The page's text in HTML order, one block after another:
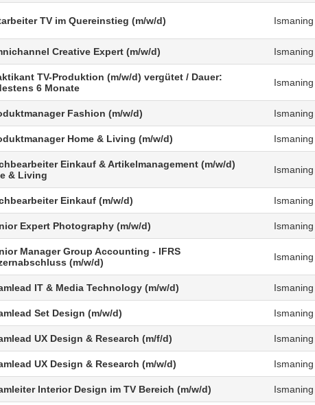
TV im Quereinstieg (m/w/d) Ismaning
Creative Expert (m/w/d) Ismaning
TV-Produktion (m/w/d) vergütet / Dauer:
6 Monate
Ismaning
Fashion (m/w/d) Ismaning
Home & Living (m/w/d) Ismaning
Einkauf & Artikelmanagement (m/w/d)
& Living
Ismaning
Einkauf (m/w/d) Ismaning
Expert Photography (m/w/d) Ismaning
Manager Group Accounting - IFRS
(m/w/d)
Ismaning
IT & Media Technology (m/w/d) Ismaning
Set Design (m/w/d) Ismaning
UX Design & Research (m/f/d) Ismaning
UX Design & Research (m/w/d) Ismaning
Interior Design im TV Bereich (m/w/d) Ismaning